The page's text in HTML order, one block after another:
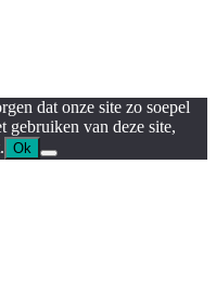
dat onze site zo soepel
gebruiken van deze site,
Ok